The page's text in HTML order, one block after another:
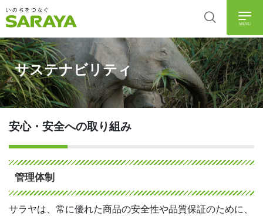
MENU
サステナビリティ
安心・安全への取り組み
管理体制
サラヤは、常に優れた商品の安全性や品質保証のために、